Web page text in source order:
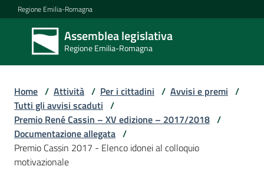
Vai al contenuto
Vai alla navigazione
Vai al footer
Regione Emilia-Romagna
Assemblea legislativa
Regione Emilia-Romagna
Assemblea
legislativa
Regione Emilia-
Assemblea
Home / Attività / Per i cittadini / Avvisi e premi /
Tutti gli avvisi scaduti /
Premio René Cassin – XV edizione – 2017/2018 /
Documentazione allegata /
Premio Cassin 2017 - Elenco idonei al colloquio
motivazionale